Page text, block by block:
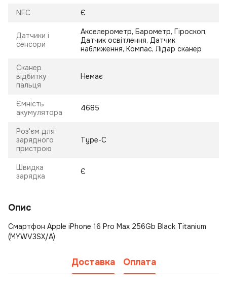
NFC Є
Датчики і
сенсори
Акселерометр, Барометр, Гіроскоп,
Датчик освітлення, Датчик
наближення, Компас, Лідар сканер
Сканер
відбитку
пальця
Немає
Ємність
акумулятора
4685
Роз'єм для
зарядного
пристрою
Type-C
Швидка
зарядка
Є
Опис
Смартфон Apple iPhone 16 Pro Max 256Gb Black Titanium
(MYWV3SX/A)
Доставка Оплата